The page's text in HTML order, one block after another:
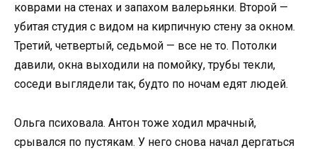
коврами на стенах и запахом валерьянки. Второй —
убитая студия с видом на кирпичную стену за окном.
Третий, четвертый, седьмой — все не то. Потолки
давили, окна выходили на помойку, трубы текли,
соседи выглядели так, будто по ночам едят людей.
Ольга психовала. Антон тоже ходил мрачный,
срывался по пустякам. У него снова начал дергаться